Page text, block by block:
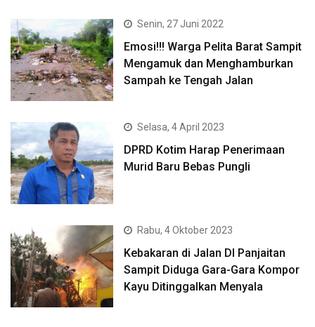
Senin, 27 Juni 2022
Emosi!!! Warga Pelita Barat Sampit
Mengamuk dan Menghamburkan
Sampah ke Tengah Jalan
Selasa, 4 April 2023
DPRD Kotim Harap Penerimaan
Murid Baru Bebas Pungli
Rabu, 4 Oktober 2023
Kebakaran di Jalan DI Panjaitan
Sampit Diduga Gara-Gara Kompor
Kayu Ditinggalkan Menyala